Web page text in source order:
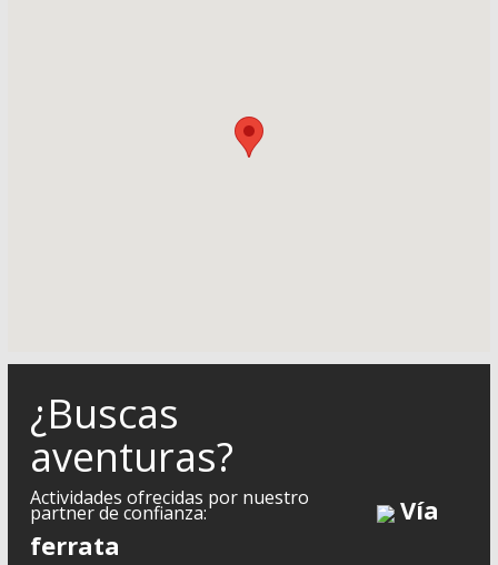
¿Buscas
aventuras?
Actividades ofrecidas por nuestro
partner de confianza:
Vía
ferrata